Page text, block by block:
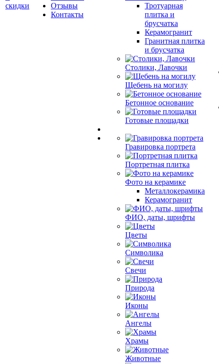
скидки
Отзывы
Контакты
Тротуарная
плитка и
брусчатка
Керамогранит
Гранитная плитка
и брусчатка
Столики, Лавочки
Щебень на могилу
Бетонное основание
Готовые площадки
Гравировка портрета
Портретная плитка
Фото на керамике
Металлокерамика
Керамогранит
ФИО, даты, шрифты
Цветы
Символика
Свечи
Природа
Иконы
Ангелы
Храмы
Животные